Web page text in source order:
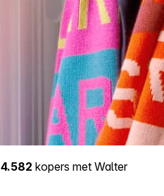
kopers met Walter